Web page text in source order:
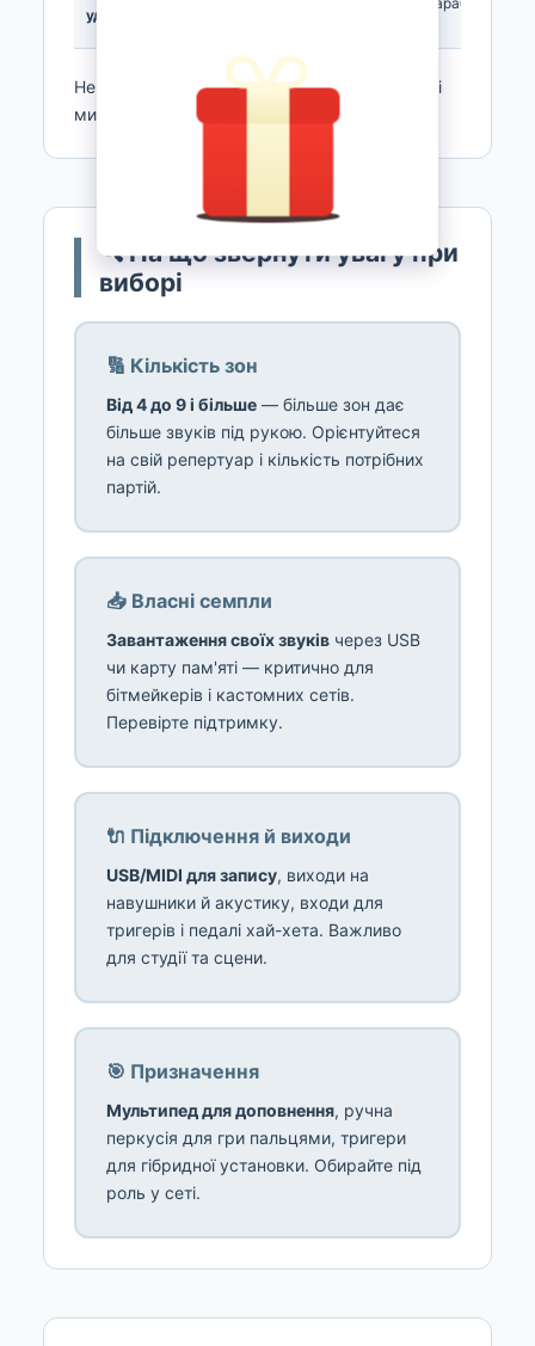
ударні
Не впевнені — напишіть свій сет і завдання, і
ми підкажемо.
🔍 На що звернути увагу при
виборі
🔢 Кількість зон
Від 4 до 9 і більше — більше зон дає
більше звуків під рукою. Орієнтуйтеся
на свій репертуар і кількість потрібних
партій.
📥 Власні семпли
Завантаження своїх звуків через USB
чи карту пам'яті — критично для
бітмейкерів і кастомних сетів.
Перевірте підтримку.
🔌 Підключення й виходи
USB/MIDI для запису, виходи на
навушники й акустику, входи для
тригерів і педалі хай-хета. Важливо
для студії та сцени.
🎯 Призначення
Мультипед для доповнення, ручна
перкусія для гри пальцями, тригери
для гібридної установки. Обирайте під
роль у сеті.